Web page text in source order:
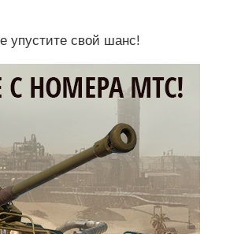
упустите свой шанс!